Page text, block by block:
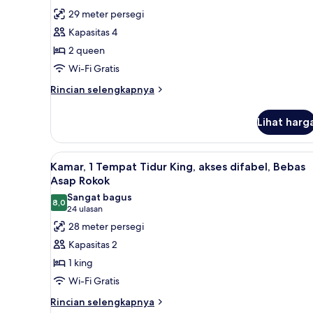
Kamar
Standar,
2
Tempat
Tidur
Queen,
Rokok
ulasan)
29 meter persegi
Kapasitas 4
2 queen
Wi-Fi Gratis
Rincian selengkapnya
Rincian
Kamar
Standar,
2
Tempat
Tidur
Queen,
Bebas
Asap
Rokok
Lihat
Lihat
semua
foto
untuk
Kamar,
Tempat
Tidur
King,
akses
Kamar, 1 Tempat Tidur King,
6
Kamar, 1 Tempat Tidur King, akses difabel, Bebas
Asap Rokok
8,08,0 dari 10
Sangat bagus
24 ulasan
(24
ulasan)
28 meter persegi
Kapasitas 2
1 king
Wi-Fi Gratis
Rincian selengkapnya
Rincian